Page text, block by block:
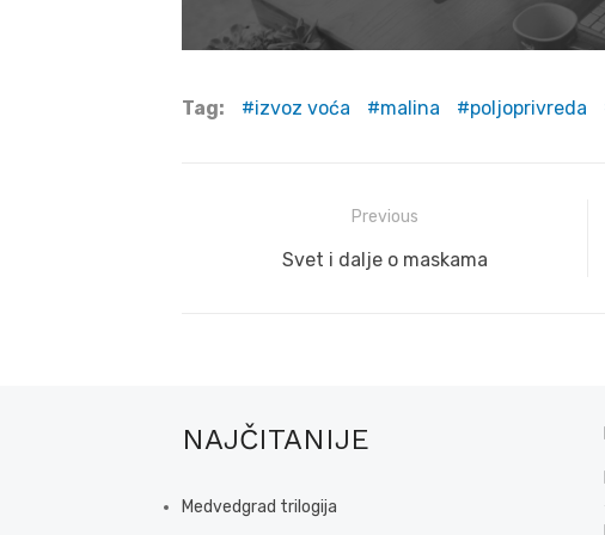
Tag: izvoz voća malina poljoprivreda
navigation
Previous
Previous
Svet i dalje o maskama
NAJČITANIJE
Medvedgrad trilogija